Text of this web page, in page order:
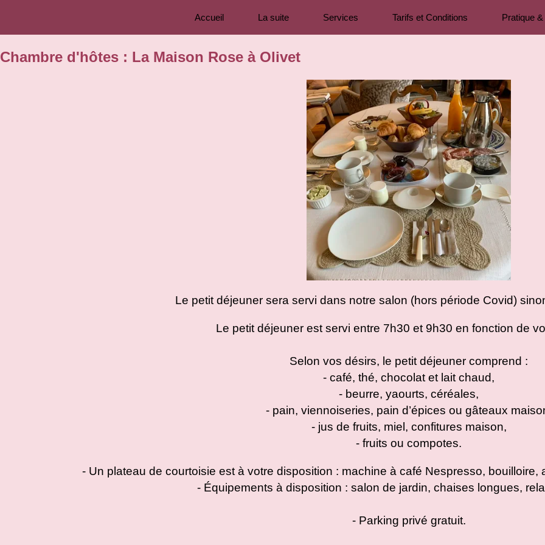
Accueil La suite Services Tarifs et Conditions Pratique
Chambre d'hôtes : La Maison Rose à Olivet
Le petit déjeuner sera servi dans notre salon (hors période Covid)
Le petit déjeuner est servi entre 7h30 et 9h30 en fonction de
Selon vos désirs, le petit déjeuner comprend :
- café, thé, chocolat et lait chaud,
- beurre, yaourts, céréales,
- pain, viennoiseries, pain d’épices ou gâteaux
- jus de fruits, miel, confitures maison,
- fruits ou compotes.
- Un plateau de courtoisie est à votre disposition : machine à café Nespresso, bouilloire,
- Équipements à disposition : salon de jardin, chaises longues,
- Parking privé gratuit.